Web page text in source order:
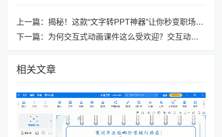
上一篇： 揭秘！这款“文字转PPT神器”让你秒变职场达人！
下一篇： 为何交互式动画课件这么受欢迎？交互动画用什么软件做？
相关文章